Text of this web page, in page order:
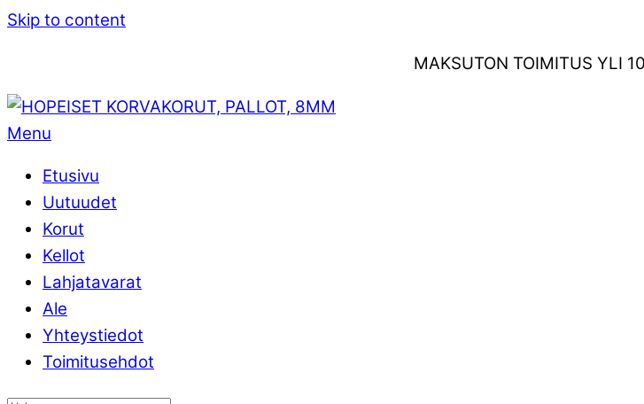
Skip to content
MAKSUTON TOIMITUS YLI
Menu
Etusivu
Uutuudet
Korut
Kellot
Lahjatavarat
Ale
Yhteystiedot
Toimitusehdot